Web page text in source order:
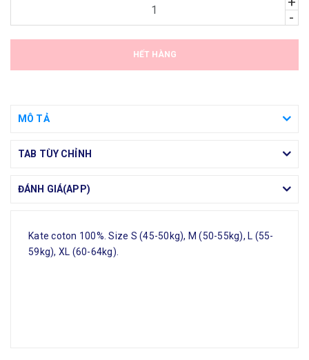
-
HẾT HÀNG
MÔ TẢ
TAB TÙY CHỈNH
ĐÁNH GIÁ(APP)
Kate coton 100%. Size S (45-50kg), M (50-55kg), L (55-
59kg), XL (60-64kg).